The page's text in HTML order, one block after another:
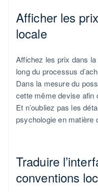
Afficher les
locale
Affichez les prix dans
long du processus
Dans la mesure du
cette même devise afin
Et n’oubliez pas les
psychologie en matière
Traduire
conventions